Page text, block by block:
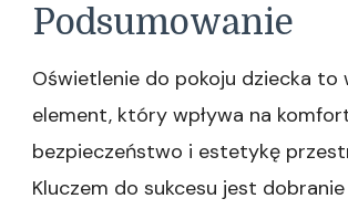
Podsumowanie
Oświetlenie do pokoju dziecka to
element, który wpływa na
bezpieczeństwo i estetykę
Kluczem do sukcesu jest dobranie